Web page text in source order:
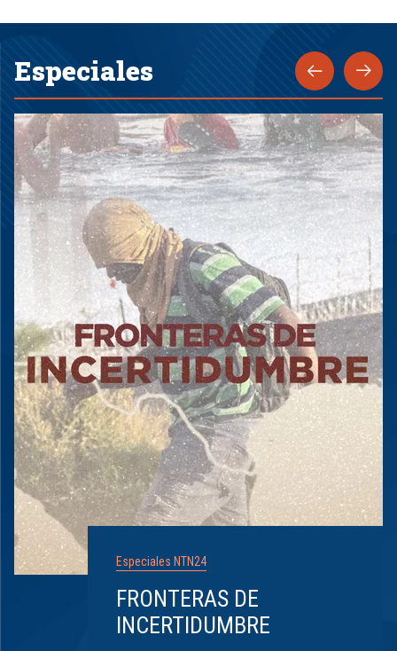
Especiales
Especiales NTN24
FRONTERAS DE
INCERTIDUMBRE